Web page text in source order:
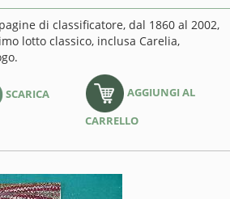
di classificatore, dal 1860 al 2002,
lotto classico, inclusa Carelia,
SCARICA
AGGIUNGI AL
CARRELLO